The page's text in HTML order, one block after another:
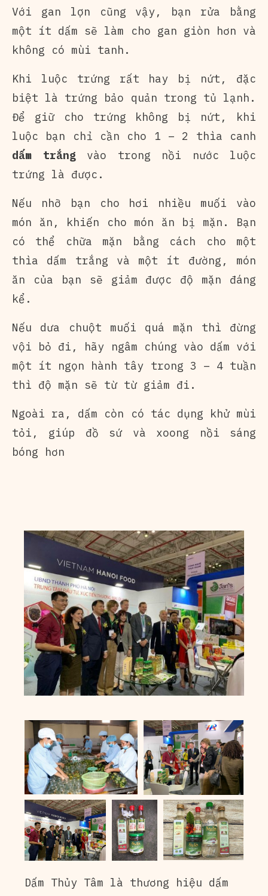
Với gan lợn cũng vậy, bạn rửa bằng
một ít dấm sẽ làm cho gan giòn hơn và
không có mùi tanh.
Khi luộc trứng rất hay bị nứt, đặc
biệt là trứng bảo quản trong tủ lạnh.
Để giữ cho trứng không bị nứt, khi
luộc bạn chỉ cần cho 1 – 2 thìa canh
dấm trắng vào trong nồi nước luộc
trứng là được.
Nếu nhỡ bạn cho hơi nhiều muối vào
món ăn, khiến cho món ăn bị mặn. Bạn
có thể chữa mặn bằng cách cho một
thìa dấm trắng và một ít đường, món
ăn của bạn sẽ giảm được độ mặn đáng
kể.
Nếu dưa chuột muối quá mặn thì đừng
vội bỏ đi, hãy ngâm chúng vào dấm với
một ít ngọn hành tây trong 3 – 4 tuần
thì độ mặn sẽ từ từ giảm đi.
Ngoài ra, dấm còn có tác dụng khử mùi
tỏi, giúp đồ sứ và xoong nồi sáng
bóng hơn
Dấm Thủy Tâm là thương hiệu dấm